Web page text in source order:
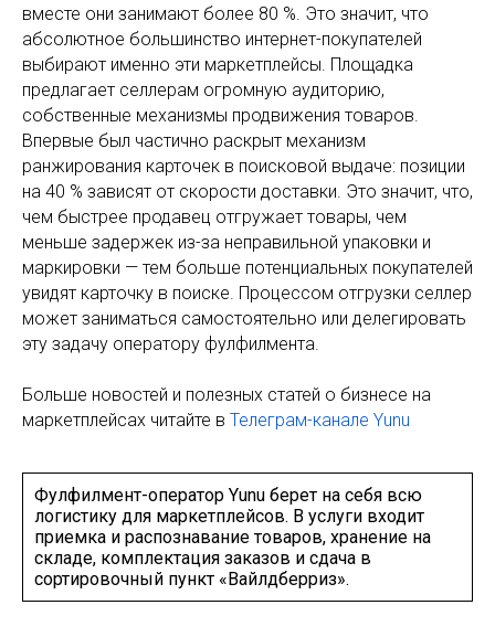
вместе они занимают более 80 %. Это значит, что
абсолютное большинство интернет-покупателей
выбирают именно эти маркетплейсы. Площадка
предлагает селлерам огромную аудиторию,
собственные механизмы продвижения товаров.
Впервые был частично раскрыт механизм
ранжирования карточек в поисковой выдаче: позиции
на 40 % зависят от скорости доставки. Это значит, что,
чем быстрее продавец отгружает товары, чем
меньше задержек из-за неправильной упаковки и
маркировки — тем больше потенциальных покупателей
увидят карточку в поиске. Процессом отгрузки селлер
может заниматься самостоятельно или делегировать
эту задачу оператору фулфилмента.
Больше новостей и полезных статей о бизнесе на
маркетплейсах читайте в Телеграм-канале Yunu
Фулфилмент-оператор Yunu берет на себя всю
логистику для маркетплейсов. В услуги входит
приемка и распознавание товаров, хранение на
складе, комплектация заказов и сдача в
сортировочный пункт «Вайлдберриз».